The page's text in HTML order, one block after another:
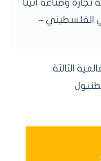
وصناعة أثينا
الفلسطيني –
الثالثة